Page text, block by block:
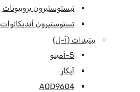
تيستوستيرون بروبيونات
تستوستيرون أنديكانوات
ببتيدات (أ-ل)
5-أمينو
آيكار
AOD9604